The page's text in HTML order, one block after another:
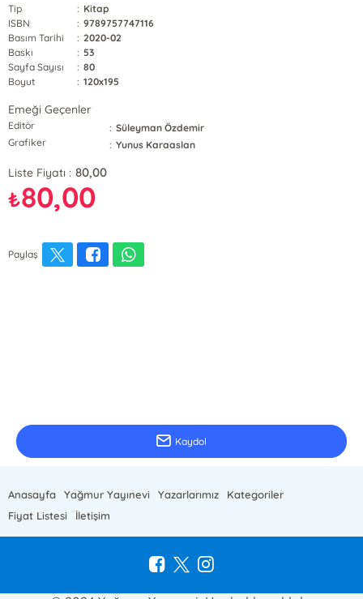
Tip : Kitap
ISBN
: 9789757747116
Basım Tarihi
: 2020-02
Baskı
: 53
Sayfa Sayısı
: 80
Boyut
: 120x195
Emeği Geçenler
Editör : Süleyman Özdemir
Grafiker
: Yunus Karaaslan
Liste Fiyatı : 80,00
₺80,00
Paylaş
Kaydol
Anasayfa Yağmur Yayınevi Yazarlarımız
Kategoriler
Fiyat Listesi
İletişim